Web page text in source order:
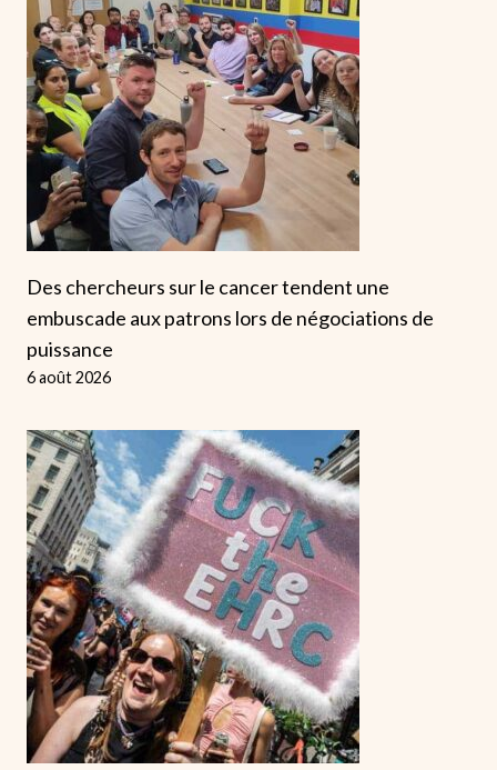
Des chercheurs sur le cancer tendent une
embuscade aux patrons lors de négociations de
puissance
6 août 2026